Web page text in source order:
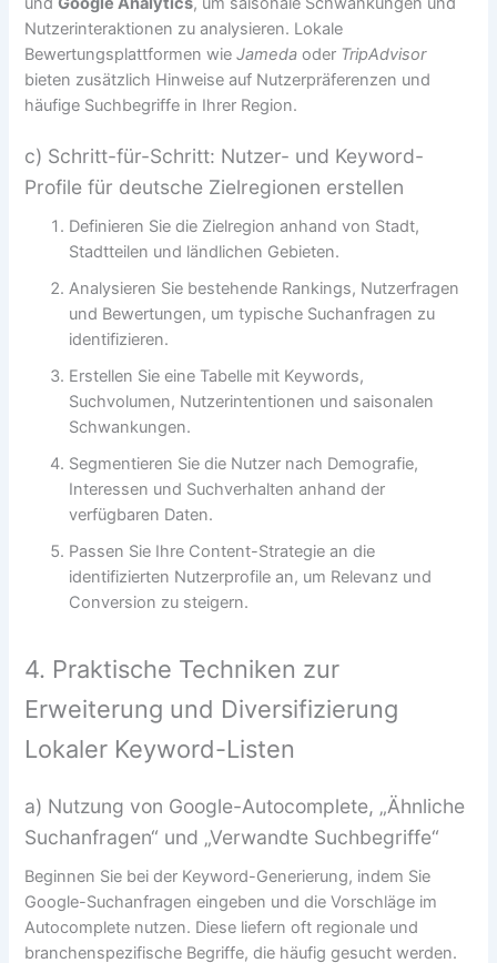
Nutzerinteraktionen zu analysieren. Lokale
Bewertungsplattformen wieJameda oder TripAdvisor
bieten zusätzlich Hinweise auf Nutzerpräferenzen und
häufige Suchbegriffe in Ihrer Region.
c) Schritt-für-Schritt: Nutzer- und Keyword-
Profile für deutsche Zielregionen erstellen
Definieren Sie die Zielregion anhand von Stadt,
Stadtteilen und ländlichen Gebieten.
Analysieren Sie bestehende Rankings, Nutzerfragen
und Bewertungen, um typische Suchanfragen zu
identifizieren.
Erstellen Sie eine Tabelle mit Keywords,
Suchvolumen, Nutzerintentionen und saisonalen
Schwankungen.
Segmentieren Sie die Nutzer nach Demografie,
Interessen und Suchverhalten anhand der
verfügbaren Daten.
Passen Sie Ihre Content-Strategie an die
identifizierten Nutzerprofile an, um Relevanz und
Conversion zu steigern.
4. Praktische Techniken zur
Erweiterung und Diversifizierung
Lokaler Keyword-Listen
a) Nutzung von Google-Autocomplete, „Ähnliche
Suchanfragen“ und „Verwandte Suchbegriffe“
Beginnen Sie bei der Keyword-Generierung, indem Sie
Google-Suchanfragen eingeben und die Vorschläge im
Autocomplete nutzen. Diese liefern oft regionale und
branchenspezifische Begriffe, die häufig gesucht werden.